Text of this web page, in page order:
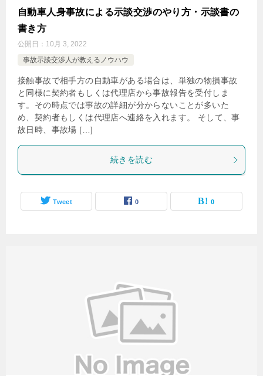
自動車人身事故による示談交渉のやり方・示談書の
書き方
公開日： 10月 3, 2022
事故示談交渉人が教えるノウハウ
接触事故で相手方の自動車がある場合は、単独の物損事故
と同様に契約者もしくは代理店から事故報告を受付しま
す。その時点では事故の詳細が分からないことが多いた
め、契約者もしくは代理店へ連絡を入れます。 そして、事
故日時、事故場 […]
続きを読む
Tweet 0 0